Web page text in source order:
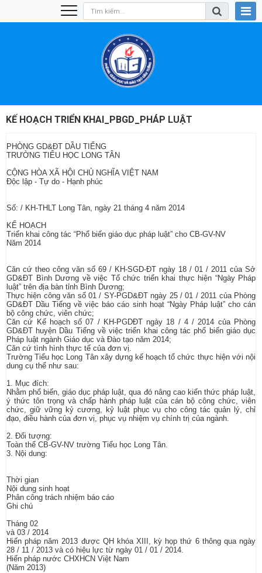
KẾ HOẠCH TRIỂN KHAI_PBGD_PHÁP LUẬT
PHÒNG GD&ĐT DẦU TIẾNG
TRƯỜNG TIỂU HỌC LONG TÂN
CỘNG HÒA XÃ HỘI CHỦ NGHĨA VIỆT NAM
Độc lập - Tự do - Hạnh phúc
Số: / KH-THLT Long Tân, ngày 21 tháng 4 năm 2014
KẾ HOẠCH
Triển khai công tác “Phổ biến giáo dục pháp luật” cho CB-GV-NV
Năm 2014
Căn cứ theo công văn số 69 / KH-SGD-ĐT ngày 18 / 01 / 2011 của Sở
GD&ĐT Bình Dương về việc Tổ chức triển khai thực hiện “Ngày Pháp
luật” trên địa bàn tỉnh Bình Dương;
Thực hiện công văn số 01 / SY-PGD&ĐT ngày 25 / 01 / 2011 của Phòng
GD&ĐT Dầu Tiếng về việc báo cáo sinh hoạt “Ngày Pháp luật” cho cán
bộ công chức, viên chức;
Căn cứ Kế hoạch số 07 / KH-PGDĐT ngày 18 / 4 / 2014 của Phòng
GD&ĐT huyện Dầu Tiếng về việc triển khai công tác phổ biến giáo dục
Pháp luật ngành Giáo dục và Đào tạo năm 2014;
Căn cứ tình hình thực tế của đơn vị.
Trường Tiểu học Long Tân xây dựng kế hoạch tổ chức thực hiện với nội
dung cụ thể như sau:
1. Mục đích:
Nhằm phổ biến, giáo dục pháp luật, qua đó nâng cao kiến thức pháp luật,
ý thức tôn trọng và chấp hành pháp luật của cán bộ công chức, viên
chức, giữ vững kỷ cương, kỷ luật phục vụ cho công tác quản lý, chỉ
đạo, điều hành của đơn vị, phục vụ nhiệm vụ chính trị của ngành.
2. Đối tượng:
Toàn thể CB-GV-NV trường Tiểu học Long Tân.
3. Nội dung:
Thời gian
Nội dung sinh hoạt
Phân công trách nhiệm báo cáo
Ghi chú
Tháng 02
và 03 / 2014
Hiến pháp năm 2013 được QH khóa XIII, kỳ họp thứ 6 thông qua ngày
28 / 11 / 2013 và có hiệu lực từ ngày 01 / 01 / 2014.
Hiến pháp nước CHXHCN Việt Nam
(Năm 2013)